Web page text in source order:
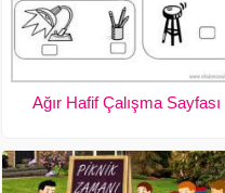
Ağır Hafif Çalışma Sayfası